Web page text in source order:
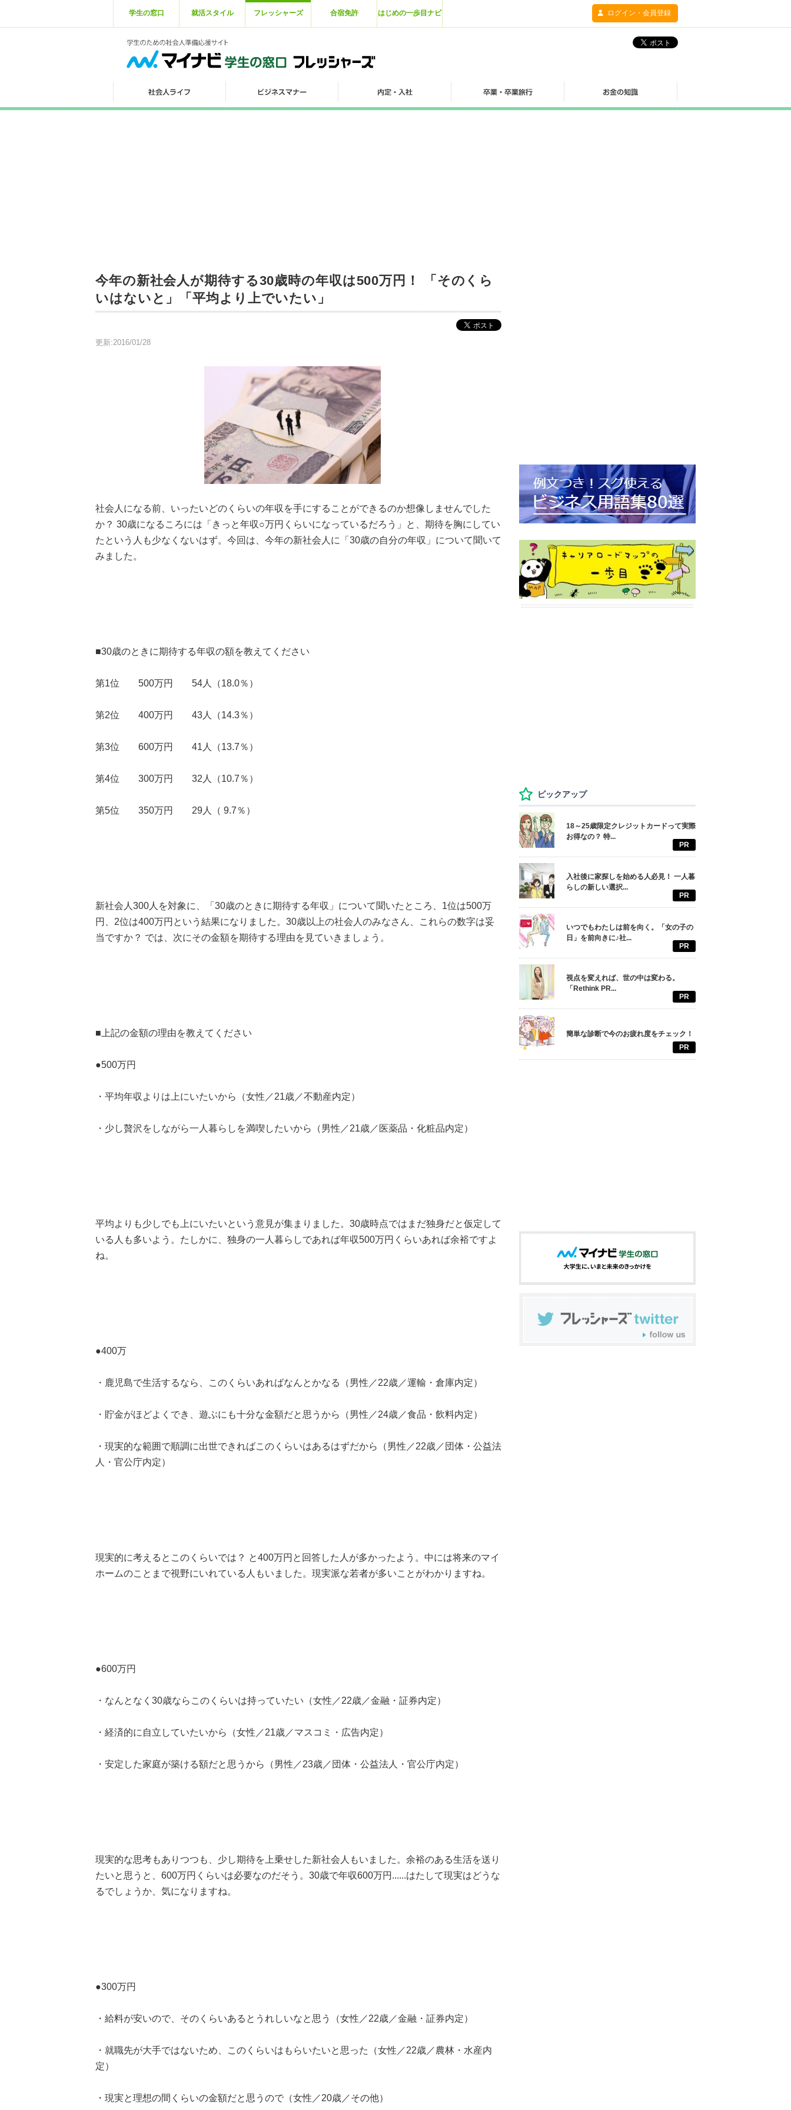
学生の窓口 就活スタイル フレッシャーズ 合宿免許 はじめの一歩目ナビ ログイン・会員登録
今年の新社会人が期待する30歳時の年収は500万円！ 「そのくら
いはないと」「平均より上でいたい」
更新:2016/01/28
社会人になる前、いったいどのくらいの年収を手にすることができるのか想像しませんでした
か？ 30歳になるころには「きっと年収○万円くらいになっているだろう」と、期待を胸にしてい
たという人も少なくないはず。今回は、今年の新社会人に「30歳の自分の年収」について聞いて
みました。
■30歳のときに期待する年収の額を教えてください
第1位 500万円 54人（18.0％）
第2位 400万円 43人（14.3％）
第3位 600万円 41人（13.7％）
第4位 300万円 32人（10.7％）
第5位 350万円 29人（ 9.7％）
新社会人300人を対象に、「30歳のときに期待する年収」について聞いたところ、1位は500万
円、2位は400万円という結果になりました。30歳以上の社会人のみなさん、これらの数字は妥
当ですか？ では、次にその金額を期待する理由を見ていきましょう。
■上記の金額の理由を教えてください
●500万円
・平均年収よりは上にいたいから（女性／21歳／不動産内定）
・少し贅沢をしながら一人暮らしを満喫したいから（男性／21歳／医薬品・化粧品内定）
平均よりも少しでも上にいたいという意見が集まりました。30歳時点ではまだ独身だと仮定して
いる人も多いよう。たしかに、独身の一人暮らしであれば年収500万円くらいあれば余裕ですよ
ね。
●400万
・鹿児島で生活するなら、このくらいあればなんとかなる（男性／22歳／運輸・倉庫内定）
・貯金がほどよくでき、遊ぶにも十分な金額だと思うから（男性／24歳／食品・飲料内定）
・現実的な範囲で順調に出世できればこのくらいはあるはずだから（男性／22歳／団体・公益法
人・官公庁内定）
現実的に考えるとこのくらいでは？ と400万円と回答した人が多かったよう。中には将来のマイ
ホームのことまで視野にいれている人もいました。現実派な若者が多いことがわかりますね。
●600万円
・なんとなく30歳ならこのくらいは持っていたい（女性／22歳／金融・証券内定）
・経済的に自立していたいから（女性／21歳／マスコミ・広告内定）
・安定した家庭が築ける額だと思うから（男性／23歳／団体・公益法人・官公庁内定）
現実的な思考もありつつも、少し期待を上乗せした新社会人もいました。余裕のある生活を送り
たいと思うと、600万円くらいは必要なのだそう。30歳で年収600万円......はたして現実はどうな
るでしょうか、気になりますね。
●300万円
・給料が安いので、そのくらいあるとうれしいなと思う（女性／22歳／金融・証券内定）
・就職先が大手ではないため、このくらいはもらいたいと思った（女性／22歳／農林・水産内
定）
・現実と理想の間くらいの金額だと思うので（女性／20歳／その他）
ピックアップ
18～25歳限定クレジットカードって実際
お得なの？ 特...
PR
入社後に家探しを始める人必見！ 一人暮
らしの新しい選択...
PR
いつでもわたしは前を向く。「女の子の
日」を前向きに♪社...
PR
視点を変えれば、世の中は変わる。
「Rethink PR...
PR
簡単な診断で今のお疲れ度をチェック！
PR